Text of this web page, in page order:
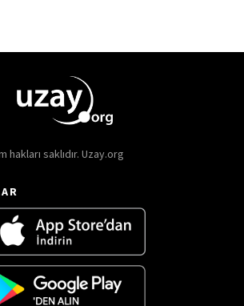
hakları saklıdır. Uzay.org